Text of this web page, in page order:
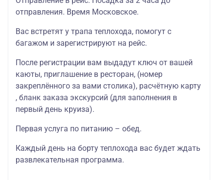
отправления. Время Московское.
Вас встретят у трапа теплохода, помогут с
багажом и зарегистрируют на рейс.
После регистрации вам выдадут ключ от вашей
каюты, приглашение в ресторан, (номер
закреплённого за вами столика), расчётную карту
, бланк заказа экскурсий (для заполнения в
первый день круиза).
Первая услуга по питанию – обед.
Каждый день на борту теплохода вас будет ждать
развлекательная программа.